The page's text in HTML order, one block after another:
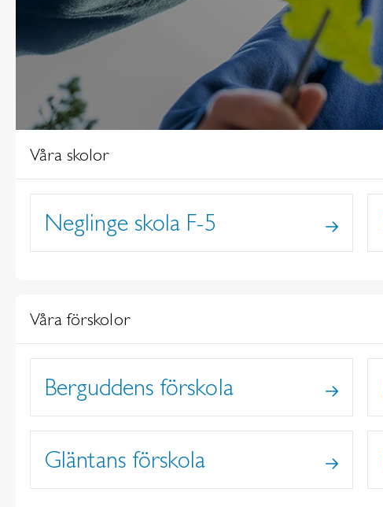
Våra skolor
Neglinge skola F-5
Våra förskolor
Berguddens förskola
Gläntans förskola